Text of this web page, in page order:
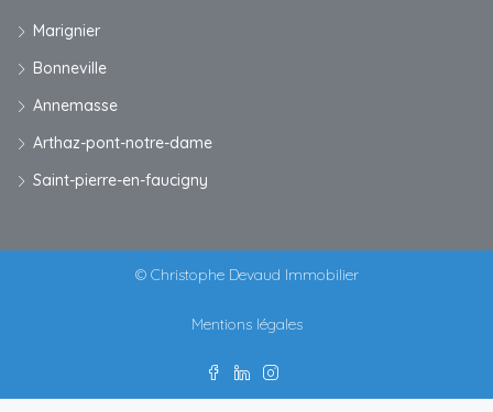
Marignier
Bonneville
Annemasse
Arthaz-pont-notre-dame
Saint-pierre-en-faucigny
© Christophe Devaud Immobilier
Mentions légales